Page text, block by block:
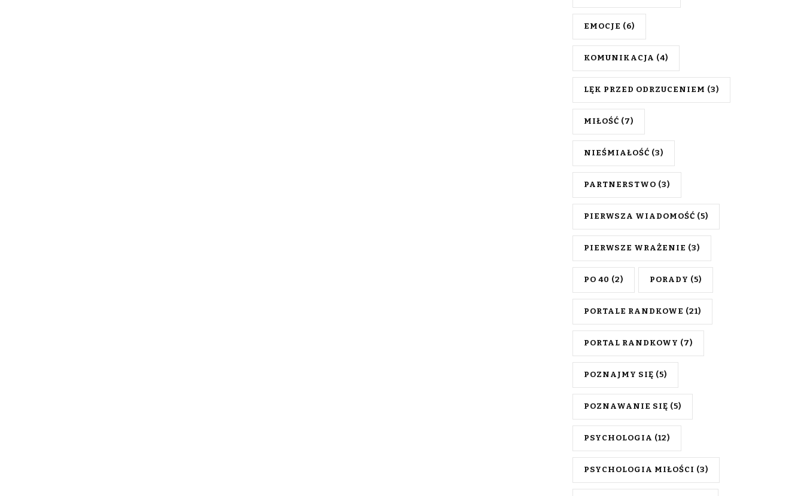
EMOCJE (6)
KOMUNIKACJA (4)
LĘK PRZED ODRZUCENIEM (3)
MIŁOŚĆ (7)
NIEŚMIAŁOŚĆ (3)
PARTNERSTWO (3)
PIERWSZA WIADOMOŚĆ (5)
PIERWSZE WRAŻENIE (3)
PO 40 (2) PORADY (5)
PORTALE RANDKOWE (21)
PORTAL RANDKOWY (7)
POZNAJMY SIĘ (5)
POZNAWANIE SIĘ (5)
PSYCHOLOGIA (12)
PSYCHOLOGIA MIŁOŚCI (3)